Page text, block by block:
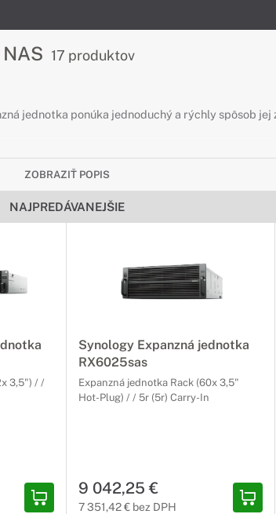
17 produktov
jednotka ponúka jednoduchý a rýchly spôsob jej
ZOBRAZIŤ POPIS
NAJPREDÁVANEJŠIE
3,5") / /
Synology Expanzná jednotka
RX6025sas
Expanzná jednotka Rack (60x 3,5"
Hot-Plug) / / 5r (5r) Carry-In
9 042,25 €
7 351,42 € bez DPH